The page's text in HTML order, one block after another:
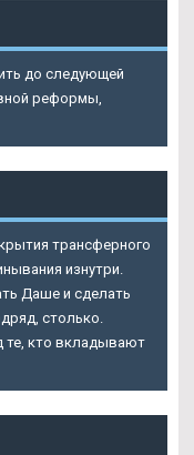
до следующей
реформы,
трансферного
изнутри.
Даше и сделать
столько.
те, кто вкладывают